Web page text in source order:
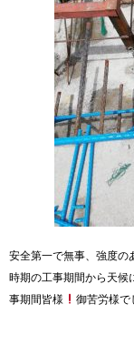
安全第一で無事、強度の
時期の工事期間から天候
事期間皆様
御苦労様で